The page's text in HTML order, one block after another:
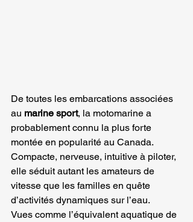
De toutes les embarcations associées
au marine sport, la motomarine a
probablement connu la plus forte
montée en popularité au Canada.
Compacte, nerveuse, intuitive à piloter,
elle séduit autant les amateurs de
vitesse que les familles en quête
d’activités dynamiques sur l’eau.
Vues comme l’équivalent aquatique de